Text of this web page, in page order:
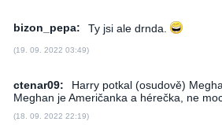
bizon_pepa: Ty jsi ale drnda.
(19. 09. 2022 03:49)
ctenar09:
Harry potkal (osudově)
Meghan je Američanka a hérečka, ne
(18. 09. 2022 22:19)